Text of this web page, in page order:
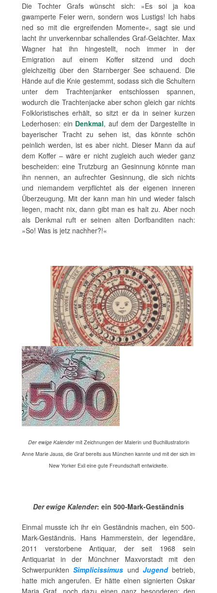
Die Tochter Grafs wünscht sich: »Es soi ja koa
gwamperte Feier wern, sondern wos Lustigs! Ich habs
ned so mit die ergreifenden Momente«, sagt sie und
lacht ihr unverkennbar schallendes Graf-Gelächter. Max
Wagner hat ihn hingestellt, noch immer in der
Emigration auf einem Koffer sitzend und doch
gleichzeitig über den Starnberger See schauend. Die
Hände auf die Knie gestemmt, sodass sich die Schultern
unter dem Trachtenjanker entschlossen spannen,
wodurch die Trachtenjacke aber schon gleich gar nichts
Folkloristisches erhält, so sitzt er da in seiner kurzen
Lederhosen: ein Denkmal, auf dem der Dargestellte in
bayerischer Tracht zu sehen ist, das könnte schön
peinlich werden, ist es aber nicht. Dieser Mann da auf
dem Koffer – wäre er nicht zugleich auch wieder ganz
bescheiden: eine Trutzburg an Gesinnung könnte man
ihn nennen, an aufrechter Gesinnung, die sich nichts
und niemandem verpflichtet als der eigenen inneren
Überzeugung. Mit der kann man hin und wieder falsch
liegen, macht nix, dann gibt man es halt zu. Aber noch
als Denkmal ruft er seinen alten Dorfbanditen nach:
»So! Was is jetz nachher?!«
Der ewige Kalendermit Zeichnungen der Malerin und Buchillustratorin
Anne Marie Jauss, die Graf bereits aus München kannte und mit der sich im
New Yorker Exil eine gute Freundschaft entwickelte.
Der ewige Kalender: ein 500-Mark-Geständnis
Einmal musste ich ihr ein Geständnis machen, ein 500-
Mark-Geständnis. Hans Hammerstein, der legendäre,
2011 verstorbene Antiquar, der seit 1968 sein
Antiquariat in der Münchner Maxvorstadt mit den
SchwerpunktenSimplicissimus und Jugend betrieb,
hatte mich angerufen. Er hätte einen signierten Oskar
Maria Graf, noch dazu einen ganz besonderen: den